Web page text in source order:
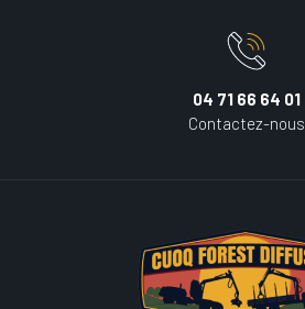
04 71 66 64 01
Contactez-nous